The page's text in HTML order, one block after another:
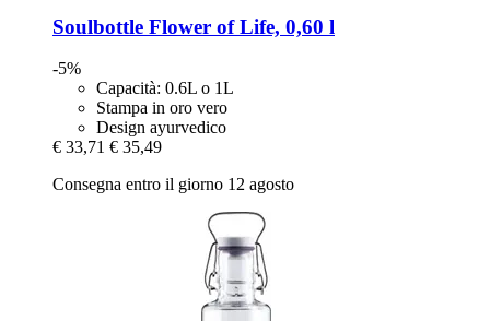
Soulbottle Flower of Life, 0,60 l
-5%
Capacità: 0.6L o 1L
Stampa in oro vero
Design ayurvedico
€ 33,71 € 35,49
Consegna entro il giorno 12 agosto